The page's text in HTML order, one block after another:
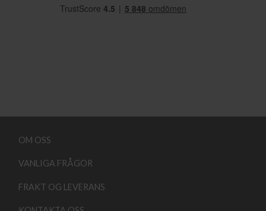
OM OSS
VANLIGA FRÅGOR
FRAKT OG LEVERANS